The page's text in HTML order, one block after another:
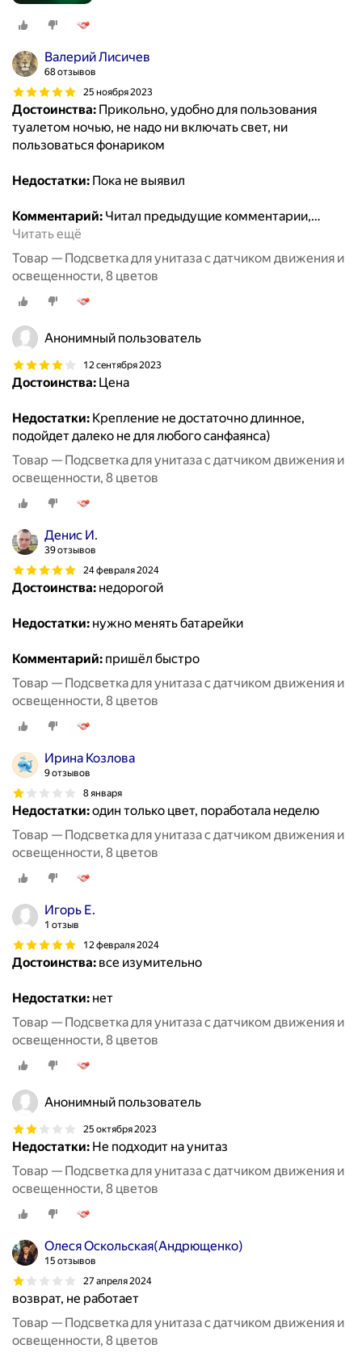
Валерий Лисичев
68 отзывов
25 ноября 2023
Достоинства: Прикольно, удобно для пользования
туалетом ночью, не надо ни включать свет, ни
пользоваться фонариком
Недостатки: Пока не выявил
Комментарий: Читал предыдущие комментарии,…
Читать ещё
Товар — Подсветка для унитаза с датчиком движения и
освещенности, 8 цветов
Анонимный пользователь
12 сентября 2023
Достоинства: Цена
Недостатки: Крепление не достаточно длинное,
подойдет далеко не для любого санфаянса)
Товар — Подсветка для унитаза с датчиком движения и
освещенности, 8 цветов
Денис И.
39 отзывов
24 февраля 2024
Достоинства: недорогой
Недостатки: нужно менять батарейки
Комментарий: пришёл быстро
Товар — Подсветка для унитаза с датчиком движения и
освещенности, 8 цветов
Ирина Козлова
9 отзывов
8 января
Недостатки:один только цвет, поработала неделю
Товар — Подсветка для унитаза с датчиком движения и
освещенности, 8 цветов
Игорь Е.
1 отзыв
12 февраля 2024
Достоинства: все изумительно
Недостатки: нет
Товар — Подсветка для унитаза с датчиком движения и
освещенности, 8 цветов
Анонимный пользователь
25 октября 2023
Недостатки: Не подходит на унитаз
Товар — Подсветка для унитаза с датчиком движения и
освещенности, 8 цветов
Олеся Оскольская(Андрющенко)
15 отзывов
27 апреля 2024
возврат, не работает
Товар — Подсветка для унитаза с датчиком движения и
освещенности, 8 цветов